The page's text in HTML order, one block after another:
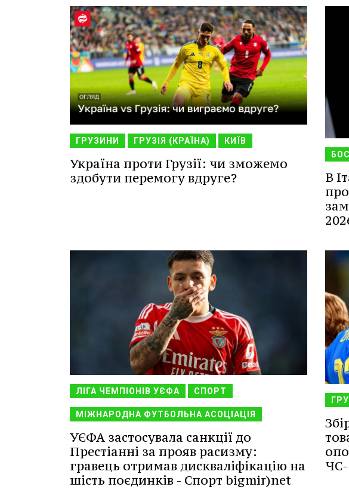
ГРУЗИНИ ГРУЗІЯ (КРАЇНА) КИЇВ
Україна проти Грузії: чи зможемо
здобути перемогу вдруге?
В
ЛІГА ЧЕМПІОНІВ УЄФА СПОРТ
МІЖНАРОДНА ФУТБОЛЬНА АСОЦІАЦІЯ
УЄФА застосувала санкції до
Престіанні за прояв расизму:
гравець отримав дискваліфікацію на
шість поєдинків - Спорт bigmir)net
ЧС-